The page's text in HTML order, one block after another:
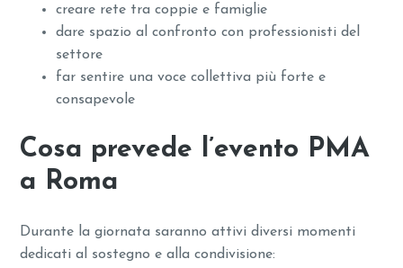
creare rete tra coppie e famiglie
dare spazio al confronto con professionisti del
settore
far sentire una voce collettiva più forte e
consapevole
Cosa prevede l’evento PMA
a Roma
Durante la giornata saranno attivi diversi momenti
dedicati al sostegno e alla condivisione: